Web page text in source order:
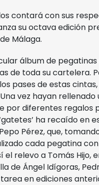
contará con sus
su octava edición
Málaga.
álbum de
de toda su cartelera.
pases de estas
vez hayan
por diferentes regalos
ha recaído en
Pérez, que,
cada pegatina
el relevo a Tomás Hijo,
de Ángel Idígoras,
en ediciones